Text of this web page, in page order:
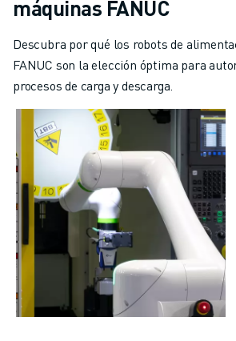
FORMACIÓN Y EDUCACIÓN
SOLUCIONES PARA LA INDUSTRIA
SOLUCIONES EDUCATIVAS
WORLDSKILLS Y JÓVENES TALENTOS
EVENTOS EDUCATIVOS
NOTICIAS Y MEDIOS DE COMUNICACIÓN
NOTICIAS Y MEDIOS DE COMUNICACIÓN
EVENTOS
EVENTOS EDUCATIVOS
SOBRE FANUC
SOBRE FANUC
FANUC EN EUROPA
NUESTRAS SEDES
SOSTENIBILIDAD
CARRERA PROFESIONAL
máquinas FANUC
Descubra por qué los robots de
FANUC son la elección óptima para
procesos de carga y descarga.